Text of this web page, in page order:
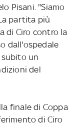
Pisani. "Siamo
partita più
di Ciro contro la
dall'ospedale
subito un
del
finale di Coppa
di Ciro